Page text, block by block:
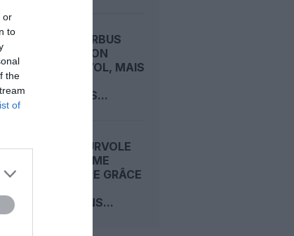
or
to
the
of
A350F : AIRBUS
DÉCALE SON
PREMIER VOL, MAIS
TOUJOURS...
AIRBUS SURVOLE
LE DEUXIÈME
TRIMESTRE GRÂCE
LIVRAISONS...